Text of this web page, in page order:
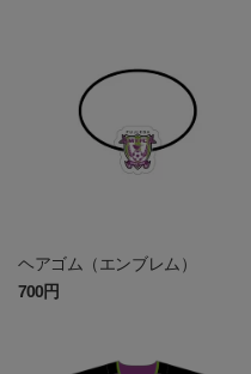
ヘアゴム（エンブレム）
700円